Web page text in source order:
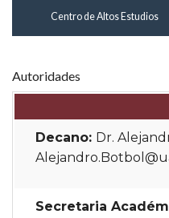
Centro de Altos Estudios
Autoridades
Decano: Dr.
Secretaria